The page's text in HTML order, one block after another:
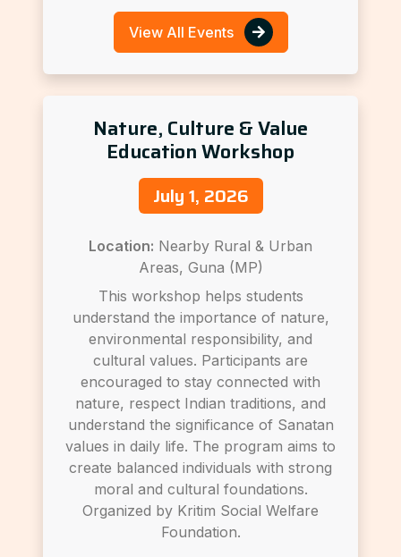
View All Events
Nature, Culture & Value
Education Workshop
July 1, 2026
Location: Nearby Rural & Urban
Areas, Guna (MP)
This workshop helps students
understand the importance of nature,
environmental responsibility, and
cultural values. Participants are
encouraged to stay connected with
nature, respect Indian traditions, and
understand the significance of Sanatan
values in daily life. The program aims to
create balanced individuals with strong
moral and cultural foundations.
Organized by Kritim Social Welfare
Foundation.